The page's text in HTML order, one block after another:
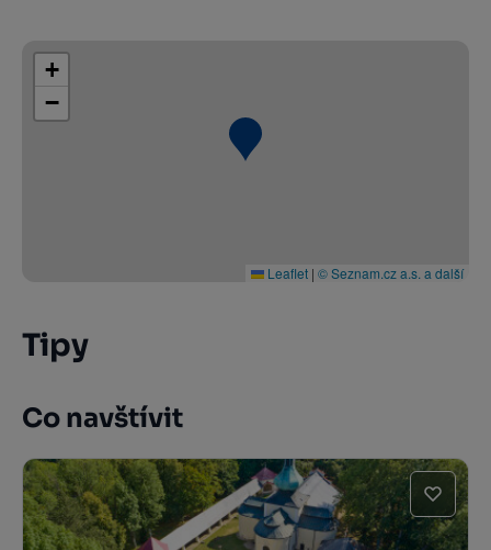
+
−
Leaflet | © Seznam.cz a.s. a další
Tipy
Co navštívit